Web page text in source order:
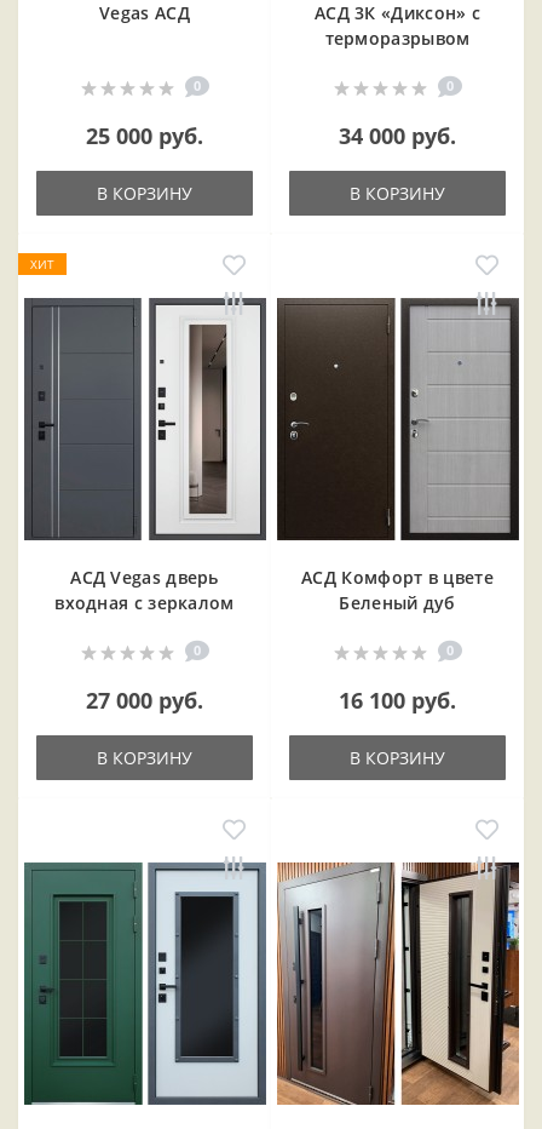
Vegas АСД
0
25 000 руб.
В КОРЗИНУ
АСД 3К «Диксон» с
терморазрывом
0
34 000 руб.
В КОРЗИНУ
ХИТ
АСД Vegas дверь
входная с зеркалом
0
27 000 руб.
В КОРЗИНУ
АСД Комфорт в цвете
Беленый дуб
0
16 100 руб.
В КОРЗИНУ